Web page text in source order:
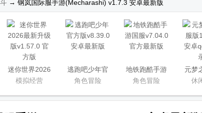
→ 钢岚国际服手游(Mecharashi) v1.7.3 安卓最新版
迷你世界2026
最新升级版
模拟经营
逃跑吧少年官
方版
角色冒险
地铁跑酷手游
国服
角色冒险
元梦
休